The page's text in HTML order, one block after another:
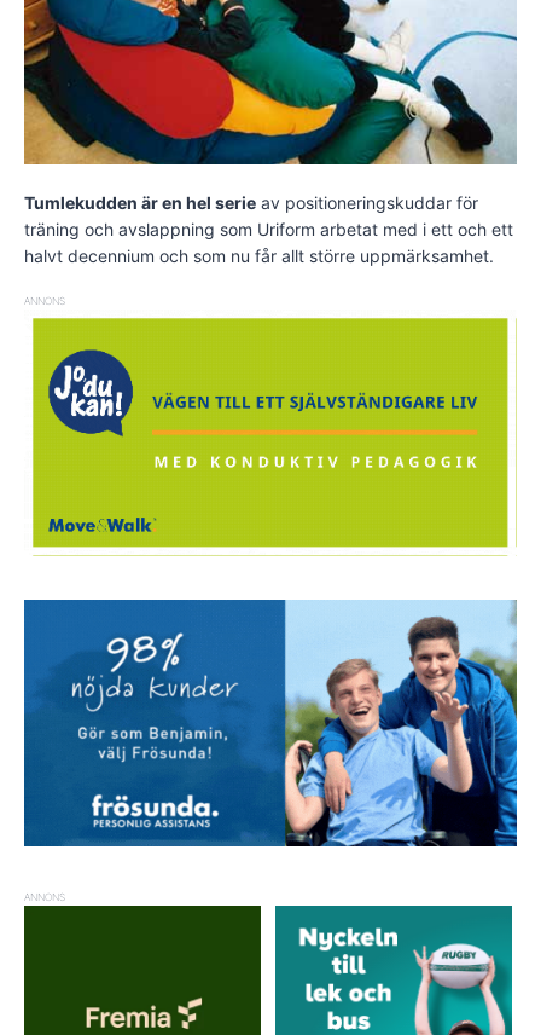
Tumlekudden är en hel serie av positioneringskuddar för
träning och avslappning som Uriform arbetat med i ett och ett
halvt decennium och som nu får allt större uppmärksamhet.
ANNONS
ANNONS